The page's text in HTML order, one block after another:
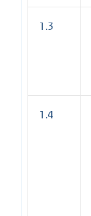
1.3
1.4